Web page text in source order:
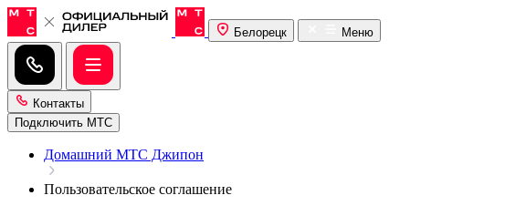
Белорецк Меню
Контакты
Подключить МТС
Домашний МТС Джипон
Пользовательское соглашение